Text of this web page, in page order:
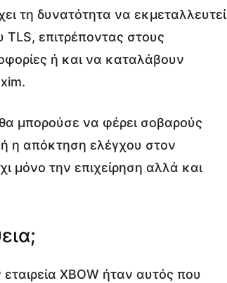
τη δυνατότητα να εκμεταλλευτεί
επιτρέποντας στους
ή και να καταλάβουν
μπορούσε να φέρει σοβαρούς
η απόκτηση ελέγχου στον
μόνο την επιχείρηση αλλά και
XBOW ήταν αυτός που